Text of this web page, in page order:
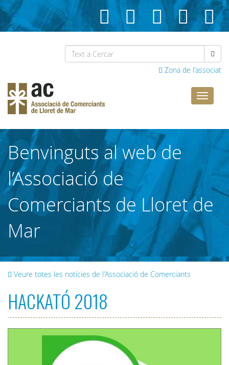
Zona de l'associat
Lloret
Benvinguts al web de
l’Associació de
Comerciants de Lloret de
Mar
Veure totes les notícies de l'Associació de Comerciants
HACKATÓ 2018